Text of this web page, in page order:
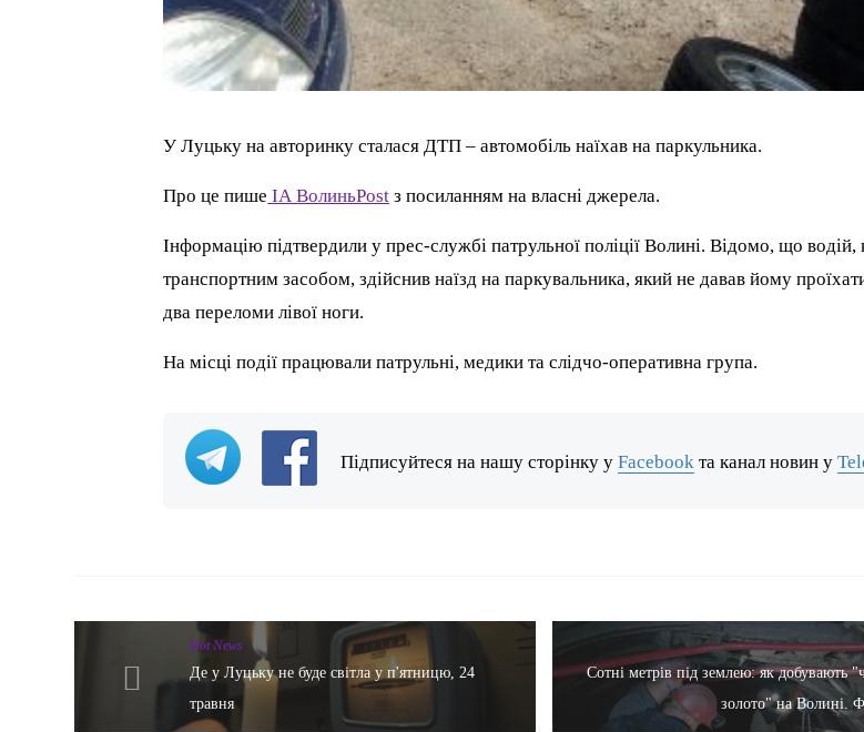
У Луцьку на авторинку сталася ДТП – автомобіль наїхав на паркульника.
Про це пише ІА ВолиньPost з посиланням на власні джерела.
Інформацію підтвердили у прес-службі патрульної поліції Волині. Відомо, що
транспортним засобом, здійснив наїзд на паркувальника, який не давав йому
два переломи лівої ноги.
На місці події працювали патрульні, медики та слідчо-оперативна група.
Підписуйтеся на нашу сторінку уFacebook та канал новин у
Hot News
Де у Луцьку не буде світла у п'ятницю, 24
травня
Сотні метрів під землею: як добувають
золото" на Волині.